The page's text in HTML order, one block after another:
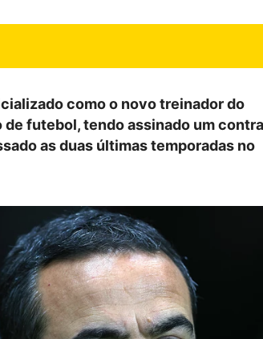
como o novo treinador do
futebol, tendo assinado um
as duas últimas temporadas no